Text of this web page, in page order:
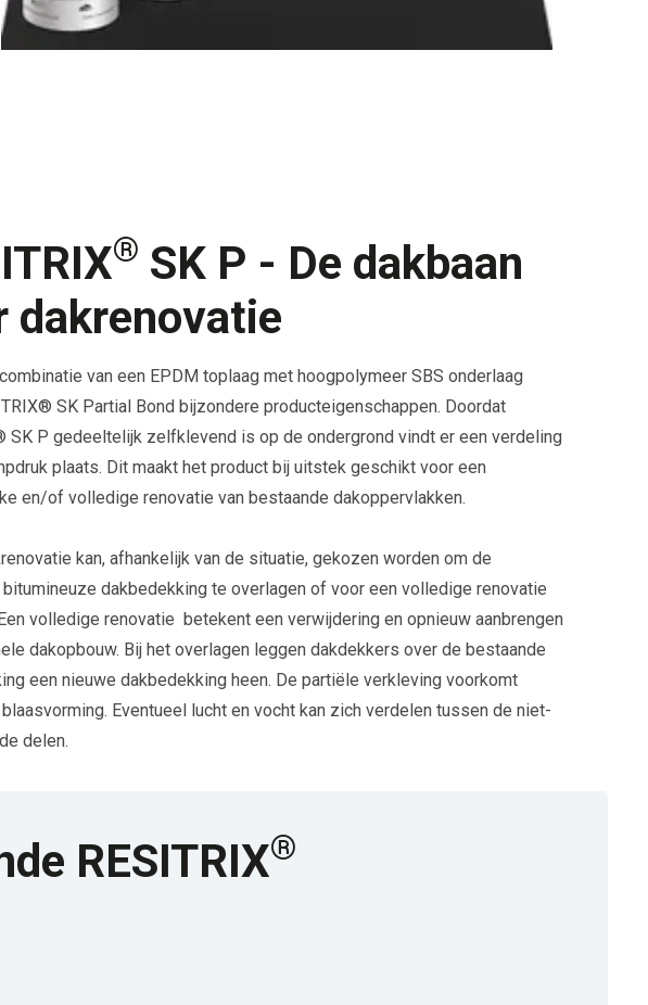
® SK P - De dakbaan
dakrenovatie
van een EPDM toplaag met hoogpolymeer SBS onderlaag
SK Partial Bond bijzondere producteigenschappen. Doordat
SK P gedeeltelijk zelfklevend is op de ondergrond vindt er een verdeling
plaats. Dit maakt het product bij uitstek geschikt voor een
en/of volledige renovatie van bestaande dakoppervlakken.
kan, afhankelijk van de situatie, gekozen worden om de
dakbedekking te overlagen of voor een volledige renovatie
volledige renovatie betekent een verwijdering en opnieuw aanbrengen
dakopbouw. Bij het overlagen leggen dakdekkers over de bestaande
een nieuwe dakbedekking heen. De partiële verkleving voorkomt
Eventueel lucht en vocht kan zich verdelen tussen de niet-
delen.
RESITRIX®